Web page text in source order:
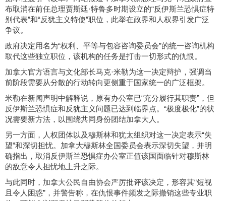
布取消在前任总理贾斯廷·特鲁多时期设立的“反伊斯兰恐惧症特
别代表”和“反犹主义特使”职位，此举在政界和人权界引发广泛
争议。
政府决定用名为“权利、平等与包容咨询委员会”的统一咨询机构
取代这些独立职位，该机构的任务是打击一切形式的仇恨。
加拿大官方语言与文化部长马克·米勒为这一决定辩护，强调当
前阶段需要从分散的行动转向更侧重于国家统一的广泛框架。
米勒在新闻声明中解释说，原有办公室已“充分履行其职责”，但
反伊斯兰恐惧症和反犹主义问题已达到临界点。“极度极化”的状
况需要新方法，以围绕共同身份团结加拿大人。
另一方面，人权团体以及穆斯林和犹太组织对这一决定表示“失
望”和深切担忧。加拿大穆斯林全国委员会表示深切失望，并明
确指出，取消反伊斯兰恐惧症办公室正值该国面临针对穆斯林
的敌意令人担忧地上升之际。
与此同时，加拿大公民自由协会严厉批评该决定，形容其“短视
且令人困惑”，并警告称，在仇恨事件频发之际撤销这些专业职